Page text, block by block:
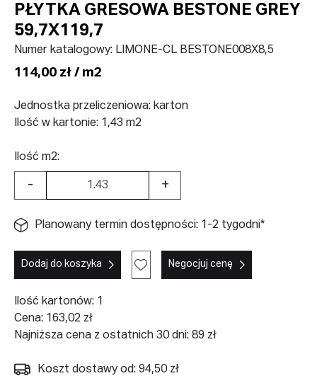
PŁYTKA GRESOWA BESTONE GREY
59,7X119,7
Numer katalogowy: LIMONE-CL BESTONE008X8,5
114,00 zł / m2
Jednostka przeliczeniowa: karton
Ilość w kartonie: 1,43 m2
Ilość m2:
- +
Planowany termin dostępności: 1-2 tygodni*
Dodaj do koszyka Negocjuj cenę
Ilość kartonów: 1
Cena: 163,02 zł
Najniższa cena z ostatnich 30 dni: 89 zł
Koszt dostawy od: 94,50 zł